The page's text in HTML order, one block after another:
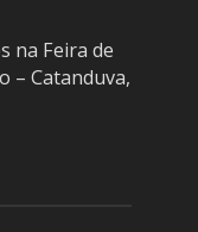
na Feira de
– Catanduva,